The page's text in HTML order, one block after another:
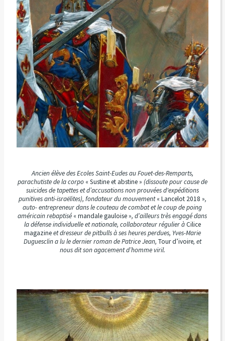
Ancien élève des Ecoles Saint-Eudes au Fouet-des-Remparts,
parachutiste de la corpo « Sustine et abstine » (dissoute pour cause de
suicides de tapettes et d’accusations non prouvées d'expéditions
punitives anti-israëlites), fondateur du mouvement« Lancelot 2018 »,
auto- entrepreneur dans le couteau de combat et le coup de poing
américain rebaptisé « mandale gauloise », d’ailleurs très engagé dans
la défense individuelle et nationale, collaborateur régulier àCilice
magazineet dresseur de pitbulls à ses heures perdues, Yves-Marie
Duguesclin a lu le dernier roman de Patrice Jean, Tour d’ivoire, et
nous dit son agacement d’homme viril.